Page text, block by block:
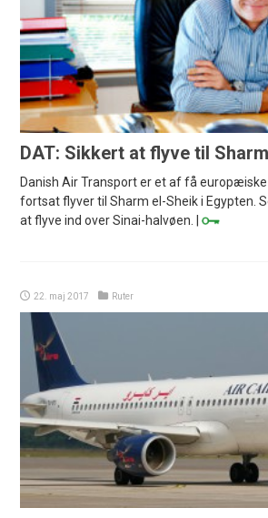
DAT: Sikkert at flyve til
Danish Air Transport er et af få
fortsat flyver til Sharm el-Sheik i Egypten.
at flyve ind over Sinai-halvøen. |
22. maj 2017 Ruter